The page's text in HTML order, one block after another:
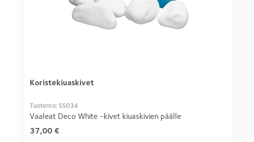
Koristekiuaskivet
Tuotenro: SS034
Vaaleat Deco White -kivet kiuaskivien päälle
37,00 €